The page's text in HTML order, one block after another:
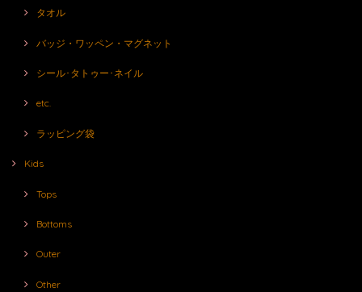
タオル
バッジ・ワッペン・マグネット
シール･タトゥー･ネイル
etc.
ラッピング袋
Kids
Tops
Bottoms
Outer
Other